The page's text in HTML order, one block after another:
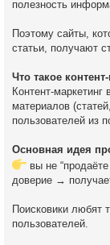
полезность
Поэтому сайты,
статьи, получают
Что такое
Контент-
материалов
пользователей из
Основная идея
вы не
доверие →
Поисковики любят
пользователей.